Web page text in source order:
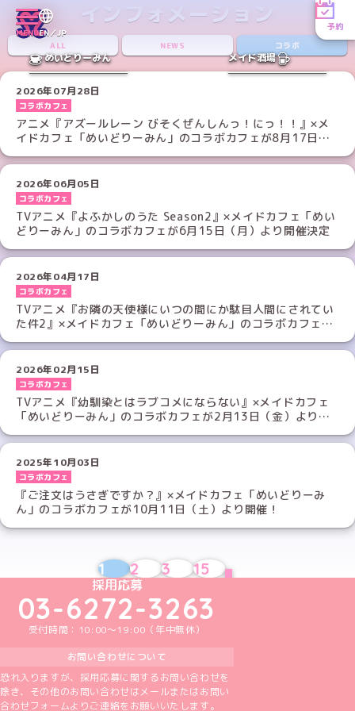
MENUEN／JP
予約
めいどりーみん メイド酒場
インフォメーション
ALL NEWS コラボ
2026年07月28日
コラボカフェ
アニメ『アズールレーン びそくぜんしんっ！にっ！！』×メ
イドカフェ「めいどりーみん」のコラボカフェが8月17日
2026年06月05日
コラボカフェ
TVアニメ『よふかしのうた Season2』×メイドカフェ「めい
どりーみん」のコラボカフェが6月15日（月）より開催決定
2026年04月17日
コラボカフェ
TVアニメ『お隣の天使様にいつの間にか駄目人間にされてい
た件2』×メイドカフェ「めいどりーみん」のコラボカフェが
2026年02月15日
コラボカフェ
TVアニメ『幼馴染とはラブコメにならない』×メイドカフェ
「めいどりーみん」のコラボカフェが2月13日（金）より開
2025年10月03日
コラボカフェ
『ご注文はうさぎですか？』×メイドカフェ「めいどりーみ
ん」のコラボカフェが10月11日（土）より開催！
1 2 3 15 NEXT
めいどりーみんTikTok公式アカウント
めいどりーみんX公式アカウント
めいどりーみんInstagram公式アカウント
めいどりーみんFacebook公式アカウン
めいどりーみんYouTube公式アカ
採用応募
03-6272-3263
受付時間：10:00～19:00（年中無休）
お問い合わせについて
恐れ入りますが、採用応募に関するお問い合わせを
除き、その他のお問い合わせはメールまたはお問い
合わせフォームよりご連絡をお願いいたします。